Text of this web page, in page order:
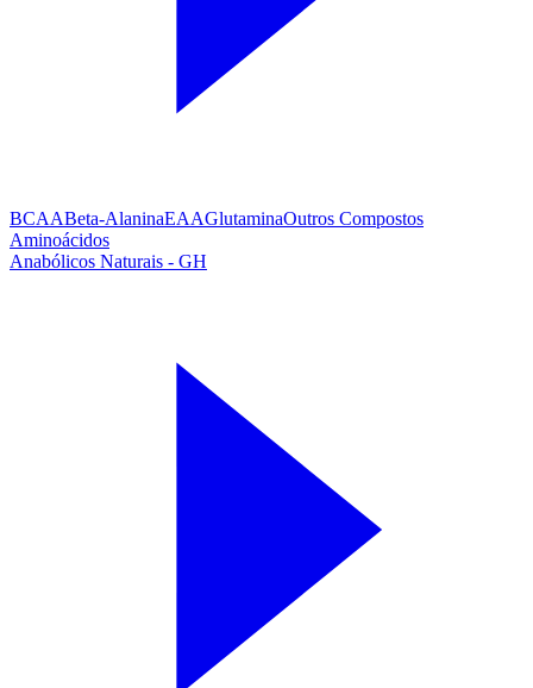
BCAABeta-AlaninaEAAGlutaminaOutros Compostos
Aminoácidos
Anabólicos Naturais - GH